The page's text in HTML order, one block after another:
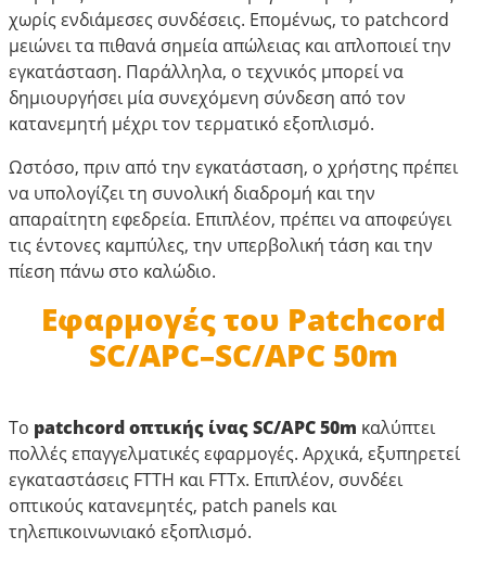
χωρίς ενδιάμεσες συνδέσεις. Επομένως, το patchcord
μειώνει τα πιθανά σημεία απώλειας και απλοποιεί την
εγκατάσταση. Παράλληλα, ο τεχνικός μπορεί να
δημιουργήσει μία συνεχόμενη σύνδεση από τον
κατανεμητή μέχρι τον τερματικό εξοπλισμό.
Ωστόσο, πριν από την εγκατάσταση, ο χρήστης πρέπει
να υπολογίζει τη συνολική διαδρομή και την
απαραίτητη εφεδρεία. Επιπλέον, πρέπει να αποφεύγει
τις έντονες καμπύλες, την υπερβολική τάση και την
πίεση πάνω στο καλώδιο.
Εφαρμογές του Patchcord
SC/APC–SC/APC 50m
Το patchcord οπτικής ίνας SC/APC 50m καλύπτει
πολλές επαγγελματικές εφαρμογές. Αρχικά, εξυπηρετεί
εγκαταστάσεις FTTH και FTTx. Επιπλέον, συνδέει
οπτικούς κατανεμητές, patch panels και
τηλεπικοινωνιακό εξοπλισμό.